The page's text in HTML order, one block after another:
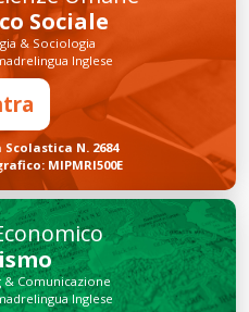
Sociale
& Sociologia
Inglese
N. 2684
MIPMRI500E
& Comunicazione
Inglese